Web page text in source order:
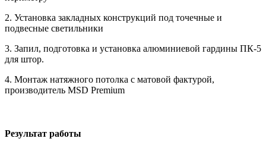
2. Установка закладных конструкций под точечные и
подвесные светильники
3. Запил, подготовка и установка алюминиевой гардины ПК-5
для штор.
4. Монтаж натяжного потолка с матовой фактурой,
производитель MSD Premium
Результат работы